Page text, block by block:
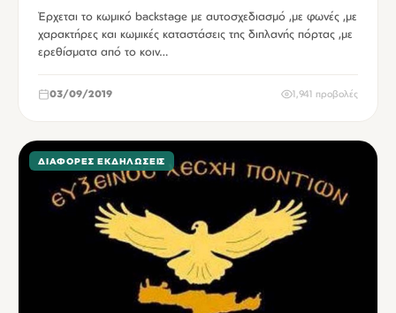
Έρχεται το κωμικό backstage με αυτοσχεδιασμό ,με φωνές ,με
χαρακτήρες και κωμικές καταστάσεις της διπλανής πόρτας ,με
ερεθίσματα από το κοιν…
03/09/2019 1,941 προβολές
ΔΙΆΦΟΡΕΣ ΕΚΔΗΛΏΣΕΙΣ